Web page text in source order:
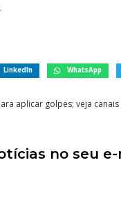
LinkedIn WhatsApp
aplicar golpes; veja
no seu e-